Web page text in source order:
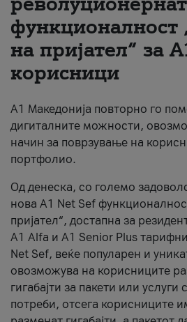
За нас
#ПодобарОнлајн
функционалност
на пријател“ за
корисници
А1 Македонија повторно го
дигиталните можности,
начин за поврзување на
портфолио.
Од денеска, со големо
нова A1 Net Sef
пријател“, достапна за
А1 Alfa и A1 Senior Plus
Net Sef, веќе популарен и
овозможува на корисниците
гигабајти за пакети или
потреби, отсега корисниците